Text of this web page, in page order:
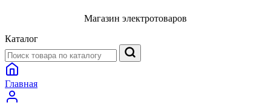
Магазин электротоваров
Каталог
Главная